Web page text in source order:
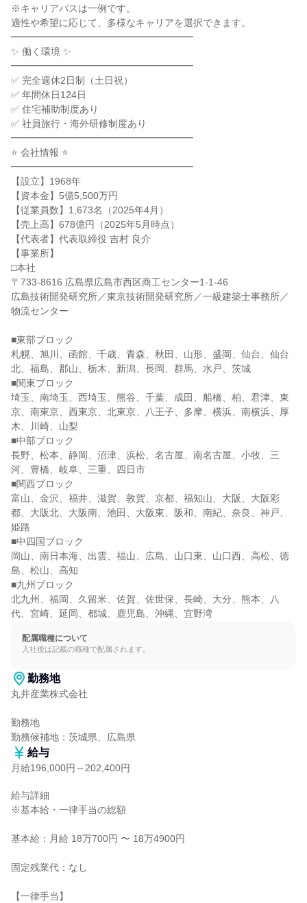
※キャリアパスは一例です。
適性や希望に応じて、多様なキャリアを選択できます。
━━━━━━━━━━━━━━━━━━━
✨ 働く環境 ✨
━━━━━━━━━━━━━━━━━━━
✅ 完全週休2日制（土日祝）
✅ 年間休日124日
✅ 住宅補助制度あり
✅ 社員旅行・海外研修制度あり
━━━━━━━━━━━━━━━━━━━
⭐ 会社情報 ⭐
━━━━━━━━━━━━━━━━━━━
【設立】1968年
【資本金】5億5,500万円
【従業員数】1,673名（2025年4月）
【売上高】678億円（2025年5月時点）
【代表者】代表取締役 吉村 良介
【事業所】
□本社
〒733-8616 広島県広島市西区商工センター1-1-46
広島技術開発研究所／東京技術開発研究所／一級建築士事務所／
物流センター
■東部ブロック
札幌、旭川、函館、千歳、青森、秋田、山形、盛岡、仙台、仙台
北、福島、郡山、栃木、新潟、長岡、群馬、水戸、茨城
■関東ブロック
埼玉、南埼玉、西埼玉、熊谷、千葉、成田、船橋、柏、君津、東
京、南東京、西東京、北東京、八王子、多摩、横浜、南横浜、厚
木、川崎、山梨
■中部ブロック
長野、松本、静岡、沼津、浜松、名古屋、南名古屋、小牧、三
河、豊橋、岐阜、三重、四日市
■関西ブロック
富山、金沢、福井、滋賀、敦賀、京都、福知山、大阪、大阪彩
都、大阪北、大阪南、池田、大阪東、阪和、南紀、奈良、神戸、
姫路
■中四国ブロック
岡山、南日本海、出雲、福山、広島、山口東、山口西、高松、徳
島、松山、高知
■九州ブロック
北九州、福岡、久留米、佐賀、佐世保、長崎、大分、熊本、八
代、宮崎、延岡、都城、鹿児島、沖縄、宜野湾
配属職種について
入社後は記載の職種で配属されます。
勤務地
丸井産業株式会社
勤務地
勤務候補地：茨城県、広島県
給与
月給196,000円～202,400円
給与詳細
※基本給・一律手当の総額
基本給：月給 18万700円 〜 18万4900円
固定残業代：なし
【一律手当】